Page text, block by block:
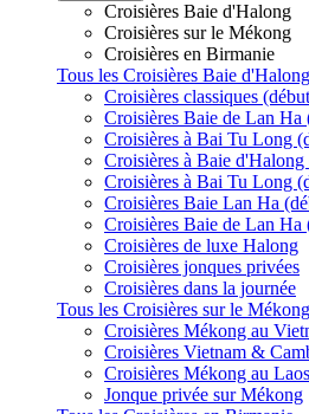
Croisières Baie d'Halong
Croisières sur le Mékong
Croisières en Birmanie
Tous les Croisières Baie d'Halong
Croisières classiques
Croisières Baie de Lan Ha
Croisières à Bai Tu Long
Croisières à Baie
Croisières à Bai Tu Long
Croisières Baie Lan Ha
Croisières Baie de Lan
Croisières de luxe Halong
Croisières jonques privées
Croisières dans la journée
Tous les Croisières sur le Mékong
Croisières Mékong au
Croisières Vietnam &
Croisières Mékong au Laos
Jonque privée sur Mékong